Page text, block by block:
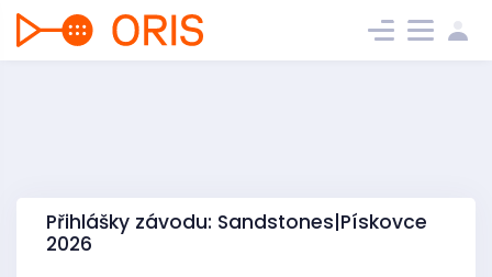
Přihlášky závodu: Sandstones|Pískovce
2026